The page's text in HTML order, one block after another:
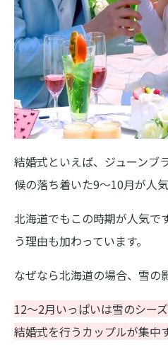
結婚式といえば、ジューンブ
候の落ち着いた9〜10月が人気
北海道でもこの時期が人気で
う理由も加わっています。
なぜなら北海道の場合、雪の
12〜2月いっぱいは雪のシー
結婚式を行うカップルが集中